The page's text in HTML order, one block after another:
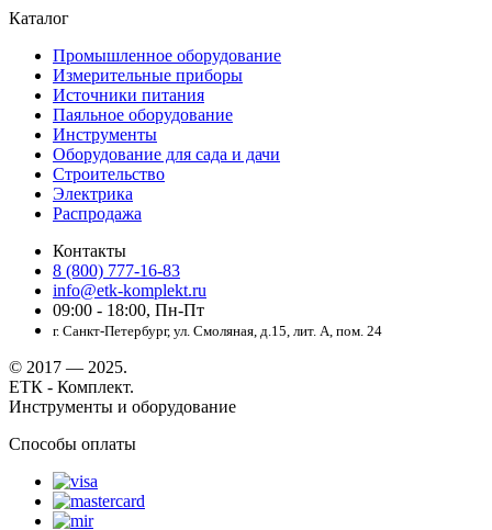
Каталог
Промышленное оборудование
Измерительные приборы
Источники питания
Паяльное оборудование
Инструменты
Оборудование для сада и дачи
Строительство
Электрика
Распродажа
Контакты
8 (800) 777-16-83
info@etk-komplekt.ru
09:00 - 18:00, Пн-Пт
г. Санкт-Петербург, ул. Смоляная, д.15, лит. А, пом. 24
© 2017 — 2025.
ЕТК - Комплект.
Инструменты и оборудование
Способы оплаты